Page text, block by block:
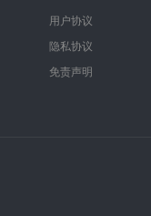
用户协议
隐私协议
免责声明